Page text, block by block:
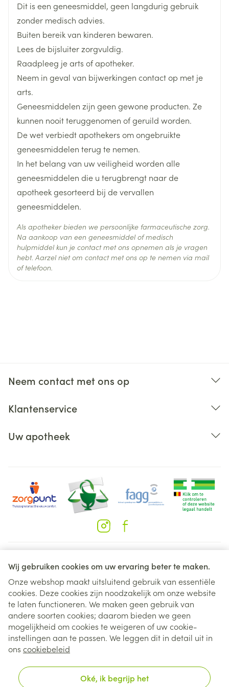
Wij gebruiken cookies om uw ervaring beter te maken.
Onze webshop maakt uitsluitend gebruik van essentiële
cookies. Deze cookies zijn noodzakelijk om onze website
te laten functioneren. We maken geen gebruik van
andere soorten cookies; daarom bieden we geen
mogelijkheid om cookies te weigeren of uw cookie-
instellingen aan te passen. We leggen dit in detail uit in
ons cookiebeleid
Oké, ik begrijp het
netelroos (huiduitslag met hevige jeuk en bultjes)
plotselinge kortademigheid of moeite met
ademhalen
pijn op de borst of in de bovenrug
gezwollen been of arm
pijnlijk of gevoelig been
roodheid of verkleuring van het been of de arm
juveniele arthritis psoriatica: De aanbevolen
dosering voor patiënten van 40 kg of zwaarder is
tweemaal daags 5 mg.
Breedte 90 mm
Lengte
Diepte 50 mm
Ingrediënten
tofacitinib citraat
Behoud Kamertemperatuur (15°C - 25°C)
Dit is een geneesmiddel, geen langdurig gebruik
zonder medisch advies.
Buiten bereik van kinderen bewaren.
Lees de bijsluiter zorgvuldig.
Raadpleeg je arts of apotheker.
Neem in geval van bijwerkingen contact op met je
arts.
Geneesmiddelen zijn geen gewone producten. Ze
kunnen nooit teruggenomen of geruild worden.
De wet verbiedt apothekers om ongebruikte
geneesmiddelen terug te nemen.
In het belang van uw veiligheid worden alle
geneesmiddelen die u terugbrengt naar de
apotheek gesorteerd bij de vervallen
geneesmiddelen.
Als apotheker bieden we persoonlijke farmaceutische zorg.
Na aankoop van een geneesmiddel of medisch
hulpmiddel kun je contact met ons opnemen als je vragen
hebt. Aarzel niet om contact met ons op te nemen via mail
of telefoon.
Neem contact met ons op
Klantenservice
Uw apotheek
Juridische links